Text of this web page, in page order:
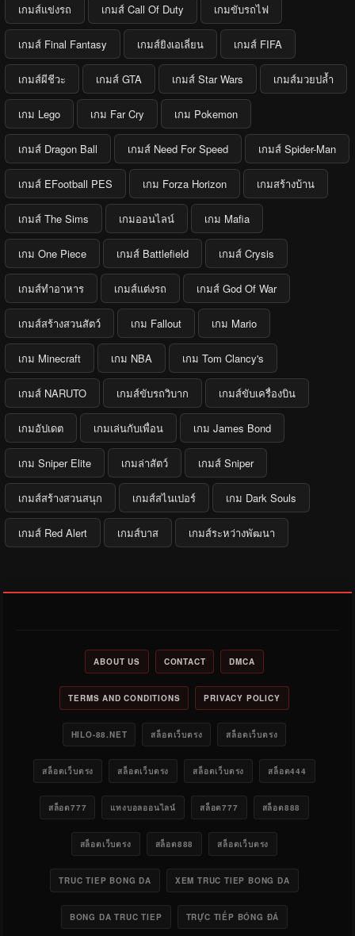
เกมส์แข่งรถ เกมส์ Call Of Duty เกมขับรถไฟ
เกมส์ Final Fantasy เกมส์ยิงเอเลี่ยน เกมส์ FIFA
เกมส์ผีชีวะ เกมส์ GTA เกมส์ Star Wars เกมส์มวยปล้ำ
เกม Lego เกม Far Cry เกม Pokemon
เกมส์ Dragon Ball เกมส์ Need For Speed เกมส์ Spider-Man
เกมส์ EFootball PES เกม Forza Horizon เกมสร้างบ้าน
เกมส์ The Sims เกมออนไลน์ เกม Mafia
เกม One Piece เกมส์ Battlefield เกมส์ Crysis
เกมส์ทำอาหาร เกมส์แต่งรถ เกมส์ God Of War
เกมส์สร้างสวนสัตว์ เกม Fallout เกม Mario
เกม Minecraft เกม NBA เกม Tom Clancy's
เกมส์ NARUTO เกมส์ขับรถวิบาก เกมส์ขับเครื่องบิน
เกมอัปเดต เกมเล่นกับเพื่อน เกม James Bond
เกม Sniper Elite เกมล่าสัตว์ เกมส์ Sniper
เกมส์สร้างสวนสนุก เกมส์สไนเปอร์ เกม Dark Souls
เกมส์ Red Alert เกมส์บาส เกมส์ระหว่างพัฒนา
ABOUT US CONTACT DMCA
TERMS AND CONDITIONS PRIVACY POLICY
HILO-88.NET สล็อตเว็บตรง สล็อตเว็บตรง
สล็อตเว็บตรง สล็อตเว็บตรง สล็อตเว็บตรง สล็อต444
สล็อต777 แทงบอลออนไลน์ สล็อต777 สล็อต888
สล็อตเว็บตรง สล็อต888 สล็อตเว็บตรง
TRUC TIEP BONG DA XEM TRUC TIEP BONG DA
BONG DA TRUC TIEP TRỰC TIẾP BÓNG ĐÁ